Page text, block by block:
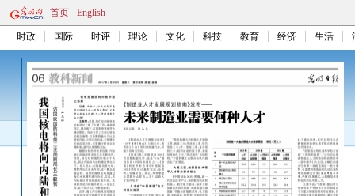
首页 English
时政 国际 时评 理论 文化 科技 教育 经济 生活